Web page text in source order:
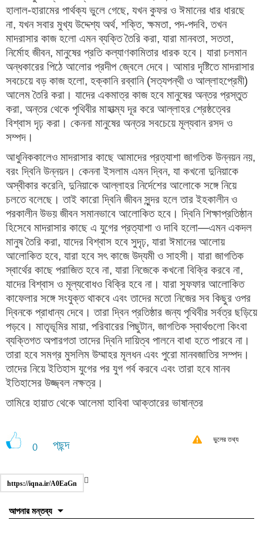
হালাল-হারামের পার্থক্য ভুলে গেছে, যখন কুফর ও ঈমানের ধার ধারছে
না, যখন সবার মুখ্য উদ্দেশ্য অর্থ, শক্তি, ক্ষমতা, পদ-পদবি, তখন
মাদরাসার কাজ হলো এমন ব্যক্তি তৈরি করা, যারা মানবতা, সততা,
নির্মোহ জীবন, মানুষের প্রতি কল্যাণকামিতার ধারক হবে। যারা চলমান
অন্ধকারের পিঠে আলোর প্রদীপ জ্বেলে দেবে। আমার দৃষ্টিতে মাদরাসার
সবচেয়ে বড় কাজ হলো, হক্কানি রব্বানি (সত্যপন্থী ও আল্লাহপ্রেমী)
আলেম তৈরি করা। যাদের একমাত্র কাজ হবে মানুষের অন্তর প্রস্তুত
করা, অন্তর থেকে পৃথিবীর মাহাত্ম্য দূর করে আল্লাহর শ্রেষ্ঠত্বের
বিশ্বাস দৃঢ় করা। কেননা মানুষের অন্তর সবচেয়ে মূল্যবান রসদ ও
সম্পদ।
আধুনিককালেও মাদরাসার কাছে আমাদের প্রত্যাশা জাগতিক উন্নয়ন নয়,
বরং দ্বিনি উন্নয়ন। কেননা ইসলাম এমন দ্বিন, যা কখনো দুনিয়াকে
অস্বীকার করেনি, দুনিয়াকে আল্লাহর নির্দেশের আলোকে সঙ্গে নিয়ে
চলতে বলেছে। তাই কারো দ্বিনি জীবন সুন্দর হলে তার ইহকালীন ও
পরকালীন উভয় জীবন সমানভাবে আলোকিত হবে। দ্বিনি শিক্ষাপ্রতিষ্ঠান
হিসেবে মাদরাসার কাছে এ যুগের প্রত্যাশা ও দাবি হলো—এমন একদল
মানুষ তৈরি করা, যাদের বিশ্বাস হবে সুদৃঢ়, যারা ঈমানের আলোয়
আলোকিত হবে, যারা হবে সৎ কাজে উদ্যমী ও সাহসী। যারা জাগতিক
স্বার্থের কাছে পরাজিত হবে না, যারা নিজেকে কখনো বিক্রি করবে না,
যাদের বিশ্বাস ও মূল্যবোধও বিক্রি হবে না। যারা সুফফার আলোকিত
কাফেলার সঙ্গে সংযুক্ত থাকবে এবং তাদের মতো নিজের সব কিছুর ওপর
দ্বিনকে প্রাধান্য দেবে। তারা দ্বিন প্রতিষ্ঠার জন্য পৃথিবীর সর্বত্র ছড়িয়ে
পড়বে। মাতৃভূমির মায়া, পরিবারের পিছুটান, জাগতিক স্বার্থগুলো কিংবা
ব্যক্তিগত অপারগতা তাদের দ্বিনি দায়িত্ব পালনে বাধা হতে পারবে না।
তারা হবে সমগ্র মুসলিম উম্মাহর মূলধন এবং পুরো মানবজাতির সম্পদ।
তাদের নিয়ে ইতিহাস যুগের পর যুগ গর্ব করবে এবং তারা হবে মানব
ইতিহাসের উজ্জ্বল নক্ষত্র।
তামিরে হায়াত থেকে আলেমা হাবিবা আক্তারের ভাষান্তর
0 পছন্দ ভুলের তথ্য
https://iqna.ir/A0EaGn
আপনার মন্তব্য